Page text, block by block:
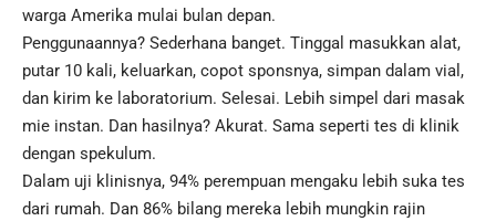
warga Amerika mulai bulan depan.
Penggunaannya? Sederhana banget. Tinggal masukkan alat,
putar 10 kali, keluarkan, copot sponsnya, simpan dalam vial,
dan kirim ke laboratorium. Selesai. Lebih simpel dari masak
mie instan. Dan hasilnya? Akurat. Sama seperti tes di klinik
dengan spekulum.
Dalam uji klinisnya, 94% perempuan mengaku lebih suka tes
dari rumah. Dan 86% bilang mereka lebih mungkin rajin